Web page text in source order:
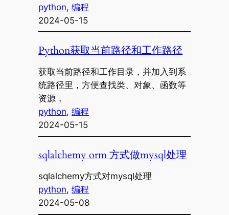
python, 编程
2024-05-15
Python获取当前路径和工作路径
获取当前路径和工作目录，并加入到系
统路径里，方便查找类、对象、函数等
资源，
python, 编程
2024-05-15
sqlalchemy orm 方式做mysql处理
sqlalchemy方式对mysql处理
python, 编程
2024-05-08